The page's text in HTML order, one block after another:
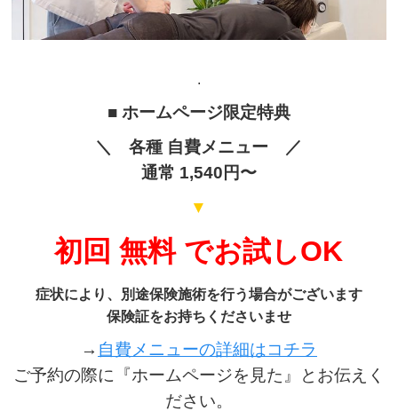
.
■ ホームページ限定特典
＼ 各種 自費メニュー ／
通常 1,540円〜
▼
初回 無料 でお試しOK
症状により、別途保険施術を行う場合がございます
保険証をお持ちくださいませ
→ 自費メニューの詳細はコチラ
ご予約の際に『ホームページを見た』とお伝えく
ださい。